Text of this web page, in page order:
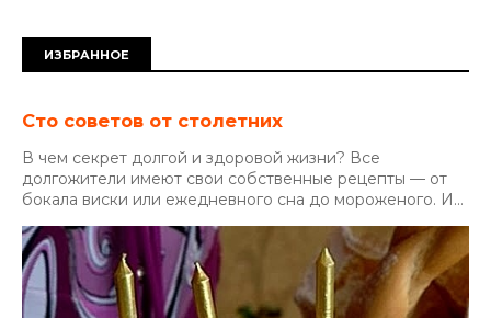
ИЗБРАННОЕ
Сто советов от столетних
В чем секрет долгой и здоровой жизни? Все
долгожители имеют свои собственные рецепты — от
бокала виски или ежедневного сна до мороженого. И...